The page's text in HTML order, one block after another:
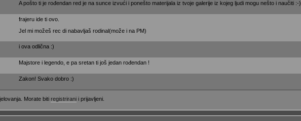
A pošto ti je rođendan red je na sunce izvući i ponešto materijala iz tvoje galerije iz kojeg ljudi mogu nešto i naučiti :-)
frajeru ide ti ovo.
Jel mi možeš rec di nabavljaš rodinal(može i na PM)
i ova odlična :)
Majstore i legendo, e pa sretan ti još jedan rođendan !
Zakon! Svako dobro :)
Morate biti registrirani i prijavljeni.